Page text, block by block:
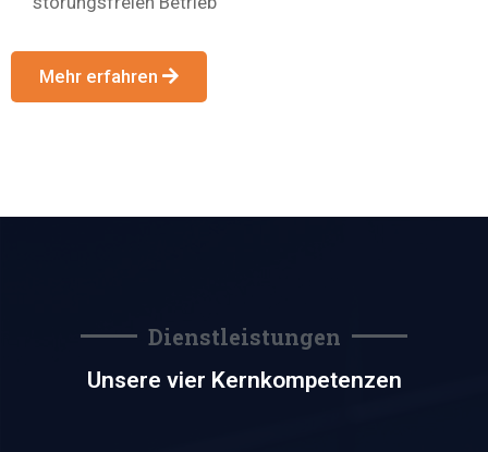
Mehr erfahren
Dienstleistungen
Unsere vier Kernkompetenzen